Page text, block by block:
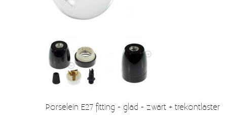
Bellen en belknoppen
Voorraadbakjes
Kastinrichting
Badkamer
Keuken accessoires
Porselein E27 fitting - glad - zwart + trekontlaster